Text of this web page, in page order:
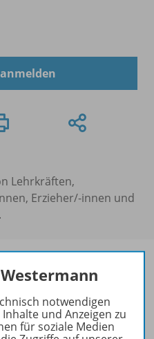
Lehrkräften,
Erzieher/-innen und
notwendigen
und Anzeigen zu
für soziale Medien